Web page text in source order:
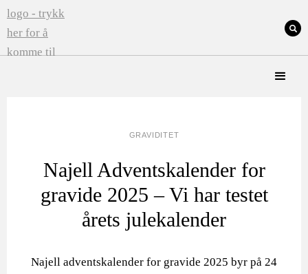
GRAVIDITET
Najell Adventskalender for
gravide 2025 – Vi har testet
årets julekalender
Najell adventskalender for gravide 2025 byr på 24